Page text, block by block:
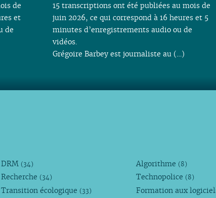
de
et
de
15 transcriptions ont été publiées au mois de
juin 2026, ce qui correspond à 16 heures et 5
minutes d’enregistrements audio ou de
vidéos.
Grégoire Barbey est journaliste au (…)
DRM (34)
Recherche (34)
Transition écologique (33)
Algorithme (8)
Technopolice (8)
Formation aux